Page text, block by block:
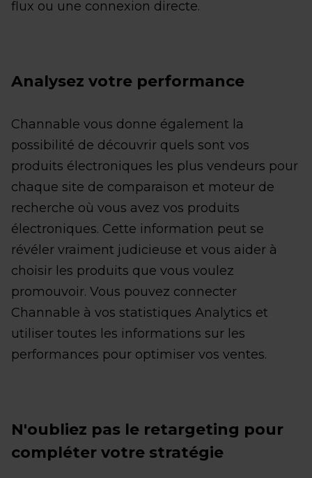
flux ou une connexion directe.
Analysez votre performance
Channable vous donne également la
possibilité de découvrir quels sont vos
produits électroniques les plus vendeurs pour
chaque site de comparaison et moteur de
recherche où vous avez vos produits
électroniques. Cette information peut se
révéler vraiment judicieuse et vous aider à
choisir les produits que vous voulez
promouvoir. Vous pouvez connecter
Channable à vos statistiques Analytics et
utiliser toutes les informations sur les
performances pour optimiser vos ventes.
N'oubliez pas le retargeting pour
compléter votre stratégie